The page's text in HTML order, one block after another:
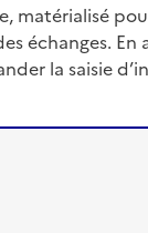
En
la saisie